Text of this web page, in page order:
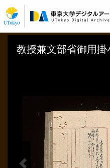
イ
ン
コ